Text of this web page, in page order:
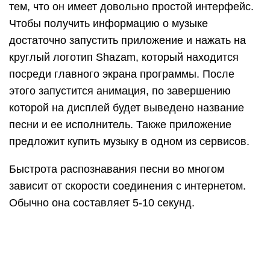
тем, что он имеет довольно простой интерфейс.
Чтобы получить информацию о музыке
достаточно запустить приложение и нажать на
круглый логотип Shazam, который находится
посреди главного экрана программы. После
этого запустится анимация, по завершению
которой на дисплей будет выведено название
песни и ее исполнитель. Также приложение
предложит купить музыку в одном из сервисов.
Быстрота распознавания песни во многом
зависит от скорости соединения с интернетом.
Обычно она составляет 5-10 секунд.